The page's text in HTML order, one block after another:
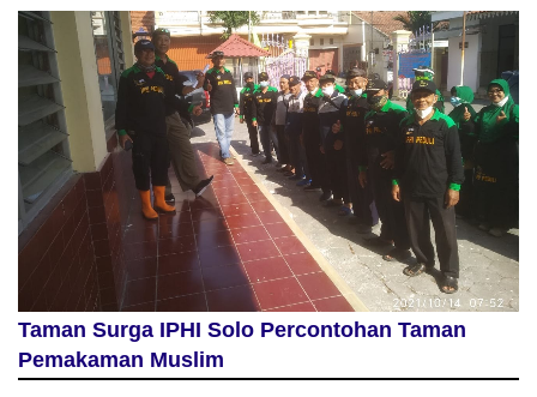
Taman Surga IPHI Solo Percontohan Taman
Pemakaman Muslim